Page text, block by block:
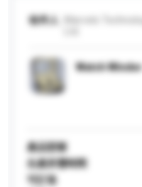
收件人
Watch Winder
產品型號
生產所需時間
可訂造